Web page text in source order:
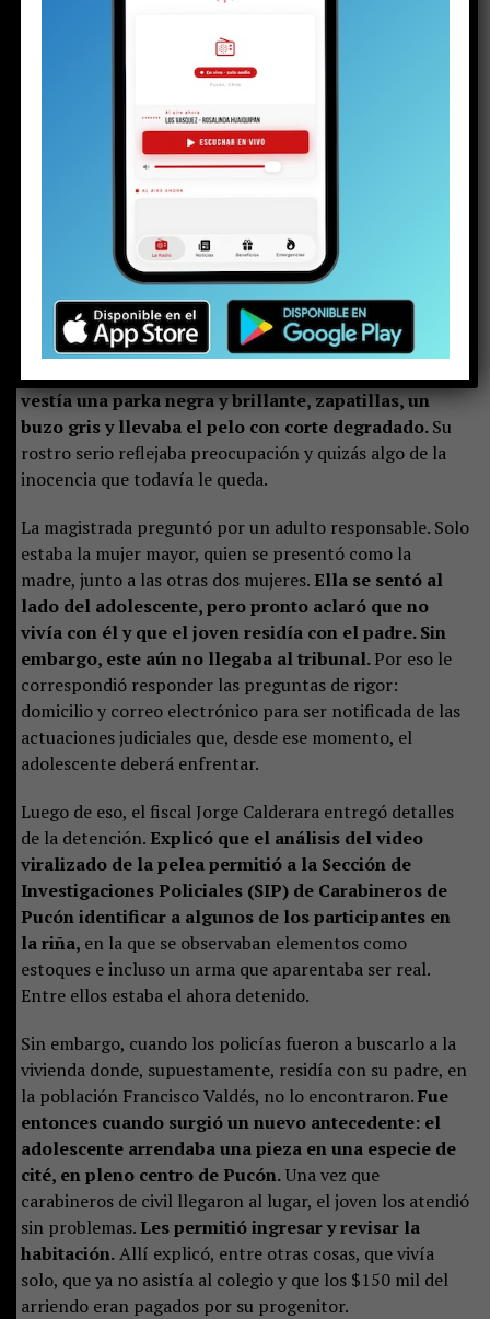
contexto de la investigación por la
viralizada hace algunas semanas. La audiencia de control
terminado. El padre llegó tarde. Al parecer, una vez más.
Pero en la justicia hay poco espacio para las emociones.
Minutos antes de esa escena, el joven, con cara de
niño, se presentó ante la jueza del Juzgado de
Garantía de Pucón. Con las esposas en sus muñecas,
vestía una parka negra y brillante, zapatillas, un
buzo gris y llevaba el pelo con corte degradado.Su
rostro serio reflejaba preocupación y quizás algo de la
inocencia que todavía le queda.
La magistrada preguntó por un adulto responsable. Solo
estaba la mujer mayor, quien se presentó como la
madre, junto a las otras dos mujeres. Ella se sentó al
lado del adolescente, pero pronto aclaró que no
vivía con él y que el joven residía con el padre. Sin
embargo, este aún no llegaba al tribunal.Por eso le
correspondió responder las preguntas de rigor:
domicilio y correo electrónico para ser notificada de las
actuaciones judiciales que, desde ese momento, el
adolescente deberá enfrentar.
Luego de eso, el fiscal Jorge Calderara entregó detalles
de la detención. Explicó que el análisis del video
viralizado de la pelea permitió a la Sección de
Investigaciones Policiales (SIP) de Carabineros de
Pucón identificar a algunos de los participantes en
la riña, en la que se observaban elementos como
estoques e incluso un arma que aparentaba ser real.
Entre ellos estaba el ahora detenido.
Sin embargo, cuando los policías fueron a buscarlo a la
vivienda donde, supuestamente, residía con su padre, en
la población Francisco Valdés, no lo encontraron.Fue
entonces cuando surgió un nuevo antecedente: el
adolescente arrendaba una pieza en una especie de
cité, en pleno centro de Pucón.Una vez que
carabineros de civil llegaron al lugar, el joven los atendió
sin problemas. Les permitió ingresar y revisar la
habitación.Allí explicó, entre otras cosas, que vivía
solo, que ya no asistía al colegio y que los $150 mil del
arriendo eran pagados por su progenitor.